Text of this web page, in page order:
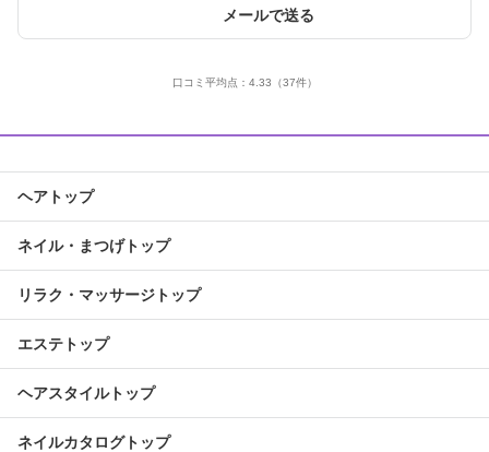
メールで送る
口コミ平均点： 4.33 （37件）
ヘアトップ
ネイル・まつげトップ
リラク・マッサージトップ
エステトップ
ヘアスタイルトップ
ネイルカタログトップ